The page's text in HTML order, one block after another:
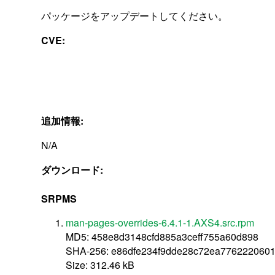
パッケージをアップデートしてください。
CVE:
追加情報:
N/A
ダウンロード:
SRPMS
man-pages-overrides-6.4.1-1.AXS4.src.rpm
MD5: 458e8d3148cfd885a3ceff755a60d898
SHA-256:
Size: 312.46 kB